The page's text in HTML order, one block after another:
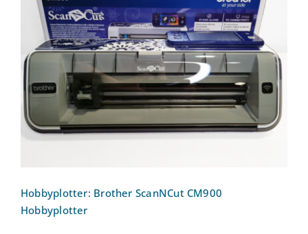
Hobbyplotter: Brother ScanNCut CM900
Hobbyplotter
Hobbyplotter: Brother ScanNCut CM900
Hobbyplotter